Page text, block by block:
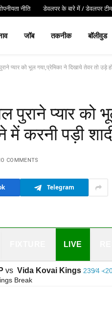
नीति डेवलपर के बारे में / डेवलपर टीम
जॉब तकनीक बॉलीवुड
प्यार को भूल गया,प्रेमिका ने दिखाये तेवर तो उड़े
पुराने प्यार को
में करनी पड़ी
COMMENTS
Telegram
LIVE
vs Vida Kovai Kings 239∕4
Break
⏰ देर न करेंHind 24